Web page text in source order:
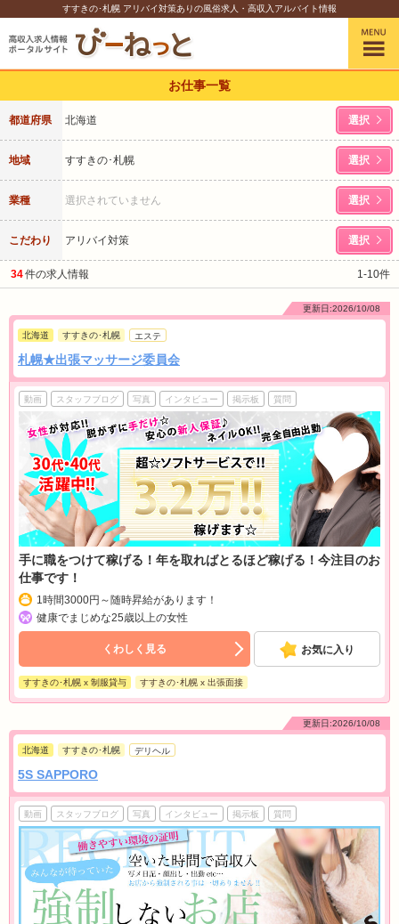
すすきの･札幌 アリバイ対策ありの風俗求人・高収入アルバイト情報
お仕事一覧
都道府県 北海道 選択
地域 すすきの･札幌 選択
業種 選択されていません 選択
こだわり アリバイ対策 選択
34件の求人情報 1-10件
更新日:2026/10/08
北海道 すすきの･札幌 エステ
札幌★出張マッサージ委員会
動画 スタッフブログ 写真 インタビュー 掲示板 質問
手に職をつけて稼げる！年を取ればとるほど稼げる！今注目のお
仕事です！
1時間3000円～随時昇給があります！
健康でまじめな25歳以上の女性
くわしく見る お気に入り
すすきの･札幌 x 制服貸与 すすきの･札幌 x 出張面接
更新日:2026/10/08
北海道 すすきの･札幌 デリヘル
5S SAPPORO
動画 スタッフブログ 写真 インタビュー 掲示板 質問